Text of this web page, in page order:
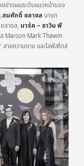
ช่างผมระดับแนวหน้าของ
สมศักดิ์ ชลาชล นายก
ลาชล, มาร์ค – ธาวิน พี
Maison Mark Thawin
ายความงาม และไลฟ์สไตล์